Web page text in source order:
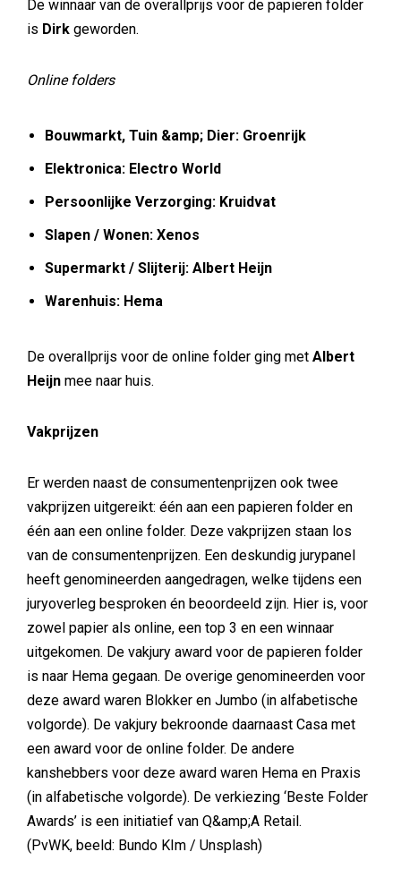
De winnaar van de overallprijs voor de papieren folder
is Dirk geworden.
Online folders
Bouwmarkt, Tuin &amp; Dier: Groenrijk
Elektronica: Electro World
Persoonlijke Verzorging: Kruidvat
Slapen / Wonen: Xenos
Supermarkt / Slijterij: Albert Heijn
Warenhuis: Hema
De overallprijs voor de online folder ging met Albert
Heijn mee naar huis.
Vakprijzen
Er werden naast de consumentenprijzen ook twee
vakprijzen uitgereikt: één aan een papieren folder en
één aan een online folder. Deze vakprijzen staan los
van de consumentenprijzen. Een deskundig jurypanel
heeft genomineerden aangedragen, welke tijdens een
juryoverleg besproken én beoordeeld zijn. Hier is, voor
zowel papier als online, een top 3 en een winnaar
uitgekomen. De vakjury award voor de papieren folder
is naar Hema gegaan. De overige genomineerden voor
deze award waren Blokker en Jumbo (in alfabetische
volgorde). De vakjury bekroonde daarnaast Casa met
een award voor de online folder. De andere
kanshebbers voor deze award waren Hema en Praxis
(in alfabetische volgorde). De verkiezing ‘Beste Folder
Awards’ is een initiatief van Q&amp;A Retail.
(PvWK, beeld: Bundo KIm / Unsplash)